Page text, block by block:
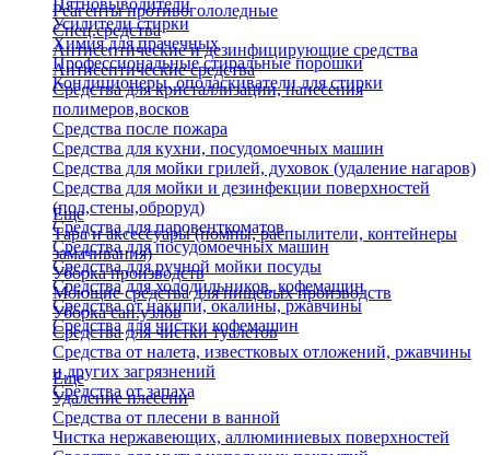
Пятновыводители
Усилители стирки
Химия для прачечных
Профессиональные стиральные порошки
Кондиционеры, ополаскиватели для стирки
Реагенты противогололедные
Спец.средства
Антисептические и дезинфицирующие средства
Антисептические средства
Средства для кристаллизации, нанесения
полимеров,восков
Средства после пожара
Средства для кухни, посудомоечных машин
Средства для мойки грилей, духовок (удаление нагаров)
Средства для мойки и дезинфекции поверхностей
(пол,стены,оброруд)
Средства для паровенткоматов
Средства для посудомоечных машин
Средства для ручной мойки посуды
Средства для холодильников, кофемашин
Средства от накипи, окалины, ржавчины
Средства для чистки кофемашин
Еще
Тара и аксессуары (помпы, распылители, контейнеры
замачивания)
Уборка производств
Моющие средства для пищевых производств
Уборка сан.узлов
Средства для чистки туалетов
Средства от налета, известковых отложений, ржавчины
и других загрязнений
Средства от запаха
Еще
Удаление плесени
Средства от плесени в ванной
Чистка нержавеющих, аллюминиевых поверхностей